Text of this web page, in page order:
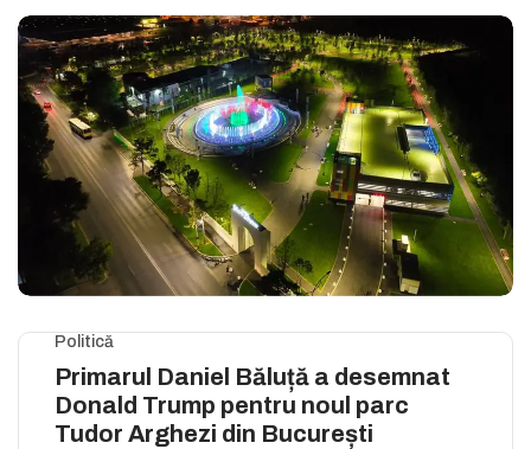
Politică
Primarul Daniel Băluță a desemnat
Donald Trump pentru noul parc
Tudor Arghezi din București